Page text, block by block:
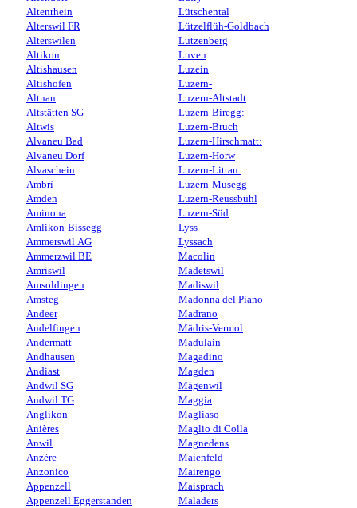
Altenrhein
Alterswil FR
Alterswilen
Altikon
Altishausen
Altishofen
Altnau
Altstätten SG
Altwis
Alvaneu Bad
Alvaneu Dorf
Alvaschein
Ambrì
Amden
Aminona
Amlikon-Bissegg
Ammerswil AG
Ammerzwil BE
Amriswil
Amsoldingen
Amsteg
Andeer
Andelfingen
Andermatt
Andhausen
Andiast
Andwil SG
Andwil TG
Anglikon
Anières
Anwil
Anzère
Anzonico
Appenzell
Appenzell Eggerstanden
Lütschental
Lützelflüh-Goldbach
Lutzenberg
Luven
Luzein
Luzern-
Luzern-Altstadt
Luzern-Biregg:
Luzern-Bruch
Luzern-Hirschmatt:
Luzern-Horw
Luzern-Littau:
Luzern-Musegg
Luzern-Reussbühl
Luzern-Süd
Lyss
Lyssach
Macolin
Madetswil
Madiswil
Madonna del Piano
Madrano
Mädris-Vermol
Madulain
Magadino
Magden
Mägenwil
Maggia
Magliaso
Maglio di Colla
Magnedens
Maienfeld
Mairengo
Maisprach
Maladers